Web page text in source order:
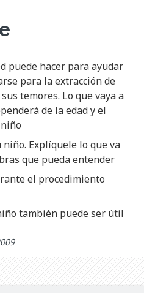
puede hacer para ayudar
para la extracción de
temores. Lo que vaya a
de la edad y el
niño. Explíquele lo que va
que pueda entender
el procedimiento
también puede ser útil